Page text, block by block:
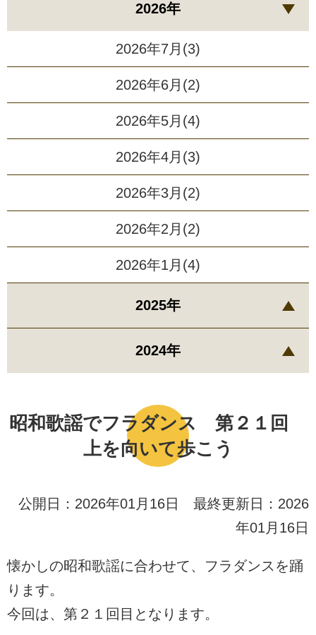
昭和歌謡でフラダンス 第２１回
上を向いて歩こう
公開日：2026年01月16日 最終更新日：2026
年01月16日
懐かしの昭和歌謡に合わせて、フラダンスを踊
ります。
今回は、第２１回目となります。
2026年
2026年7月(3)
2026年6月(2)
2026年5月(4)
2026年4月(3)
2026年3月(2)
2026年2月(2)
2026年1月(4)
2025年
2024年